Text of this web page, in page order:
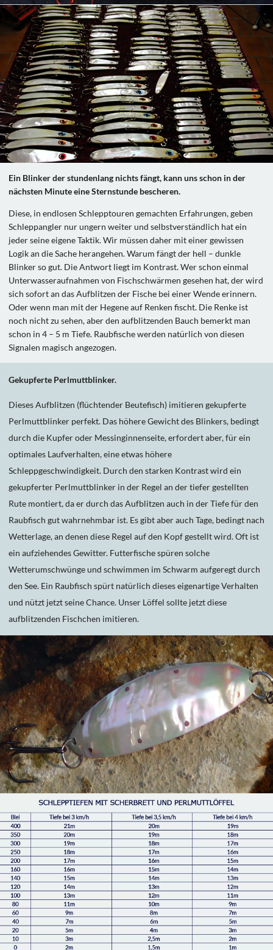
Ein Blinker der stundenlang nichts fängt, kann uns schon in der
nächsten Minute eine Sternstunde bescheren.
Diese, in endlosen Schlepptouren gemachten Erfahrungen, geben
Schleppangler nur ungern weiter und selbstverständlich hat ein
jeder seine eigene Taktik. Wir müssen daher mit einer gewissen
Logik an die Sache herangehen. Warum fängt der hell – dunkle
Blinker so gut. Die Antwort liegt im Kontrast. Wer schon einmal
Unterwasseraufnahmen von Fischschwärmen gesehen hat, der wird
sich sofort an das Aufblitzen der Fische bei einer Wende erinnern.
Oder wenn man mit der Hegene auf Renken fischt. Die Renke ist
noch nicht zu sehen, aber den aufblitzenden Bauch bemerkt man
schon in 4 – 5 m Tiefe. Raubfische werden natürlich von diesen
Signalen magisch angezogen.
Gekupferte Perlmuttblinker.
Dieses Aufblitzen (flüchtender Beutefisch) imitieren gekupferte
Perlmuttblinker perfekt. Das höhere Gewicht des Blinkers, bedingt
durch die Kupfer oder Messinginnenseite, erfordert aber, für ein
optimales Laufverhalten, eine etwas höhere
Schleppgeschwindigkeit. Durch den starken Kontrast wird ein
gekupferter Perlmuttblinker in der Regel an der tiefer gestellten
Rute montiert, da er durch das Aufblitzen auch in der Tiefe für den
Raubfisch gut wahrnehmbar ist. Es gibt aber auch Tage, bedingt nach
Wetterlage, an denen diese Regel auf den Kopf gestellt wird. Oft ist
ein aufziehendes Gewitter. Futterfische spüren solche
Wetterumschwünge und schwimmen im Schwarm aufgeregt durch
den See. Ein Raubfisch spürt natürlich dieses eigenartige Verhalten
und nützt jetzt seine Chance. Unser Löffel sollte jetzt diese
aufblitzenden Fischchen imitieren.